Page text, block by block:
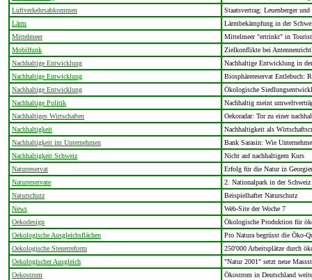
Luftverkehrsabkommen
Staatsvertrag: Leuenberger
Lärm
Lärmbekämpfung in der
Mittelmeer
Mittelmeer "ertrinkt" in
Mobilfunk
Zielkonflikte bei
Nachhaltige Entwicklung
Nachhaltige Entwicklung in
Nachhaltige Entwicklung
Biosphärereservat Entlebuch:
Nachhaltige Entwicklung
Ökologische
Nachhaltige Politik
Nachhaltig meint
Nachhaltiges Wirtschaften
Oekoradar: Tor zu einer
Nachhaltigkeit
Nachhaltigkeit als
Nachhaltigkeit im Unternehmen
Bank Sarasin: Wie
Nachhaltigkeit Schweiz
Nicht auf nachhaltigem Kurs
Naturreservat
Erfolg für die Natur in
Naturreservate
2. Nationalpark in der Schweiz
Naturschutz
Beispielhafter Naturschutz
News
Web-Site der Woche 7
Oekodesign
Ökologische Produktion für
Oekologische Ausgleichsflächen
Pro Natura begrüsst die Öko-
Oekologische Steuerreform
250'000 Arbeitsplätze durch
Oekologischer Ausgleich
"Natur 2001" setzt neue
Oekostrom
Ökostrom in Deutschland